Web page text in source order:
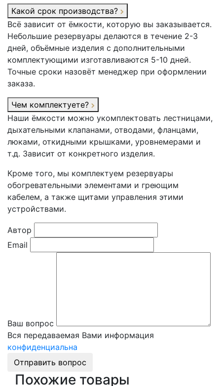
Какой срок производства?
Всё зависит от ёмкости, которую вы заказывается.
Небольшие резервуары делаются в течение 2-3
дней, объёмные изделия с дополнительными
комплектующими изготавливаются 5-10 дней.
Точные сроки назовёт менеджер при оформлении
заказа.
Чем комплектуете?
Наши ёмкости можно укомплектовать лестницами,
дыхательными клапанами, отводами, фланцами,
люками, откидными крышками, уровнемерами и
т.д. Зависит от конкретного изделия.
Кроме того, мы комплектуем резервуары
обогревательными элементами и греющим
кабелем, а также щитами управления этими
устройствами.
Автор
Email
Ваш вопрос
Вся передаваемая Вами информация
конфиденциальна
Отправить вопрос
Похожие товары